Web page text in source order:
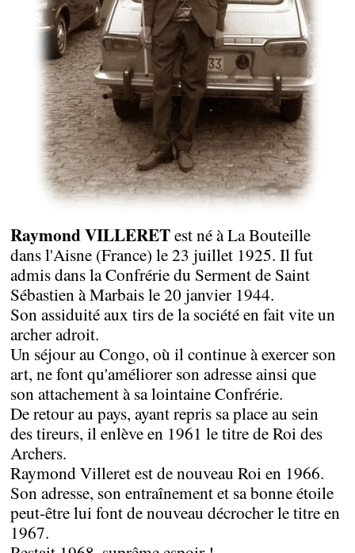
Raymond VILLERETest né à La Bouteille
dans l'Aisne (France) le 23 juillet 1925. Il fut
admis dans la Confrérie du Serment de Saint
Sébastien à Marbais le 20 janvier 1944.
Son assiduité aux tirs de la société en fait vite un
archer adroit.
Un séjour au Congo, où il continue à exercer son
art, ne font qu'améliorer son adresse ainsi que
son attachement à sa lointaine Confrérie.
De retour au pays, ayant repris sa place au sein
des tireurs, il enlève en 1961 le titre de Roi des
Archers.
Raymond Villeret est de nouveau Roi en 1966.
Son adresse, son entraînement et sa bonne étoile
peut-être lui font de nouveau décrocher le titre en
1967.